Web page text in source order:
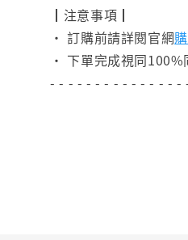
┃注意事項┃
• 訂購前請詳閱官網
• 下單完成視同100%
- - - - - - - - - - - - - - -